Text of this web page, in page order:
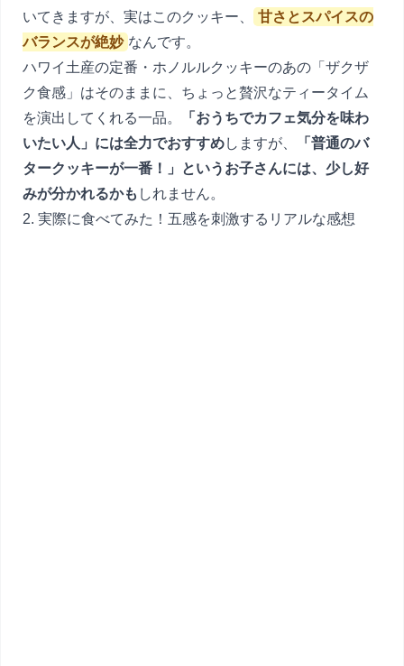
いてきますが、実はこのクッキー、
甘さとスパイスの
バランスが絶妙 なんです。
ハワイ土産の定番・ホノルルクッキーのあの「ザクザ
ク食感」はそのままに、ちょっと贅沢なティータイム
を演出してくれる一品。
「おうちでカフェ気分を味わ
いたい人」には全力でおすすめしますが、
「普通のバ
タークッキーが一番！」というお子さんには、少し好
みが分かれるかも しれません。
2. 実際に食べてみた！五感を刺激するリアルな感想